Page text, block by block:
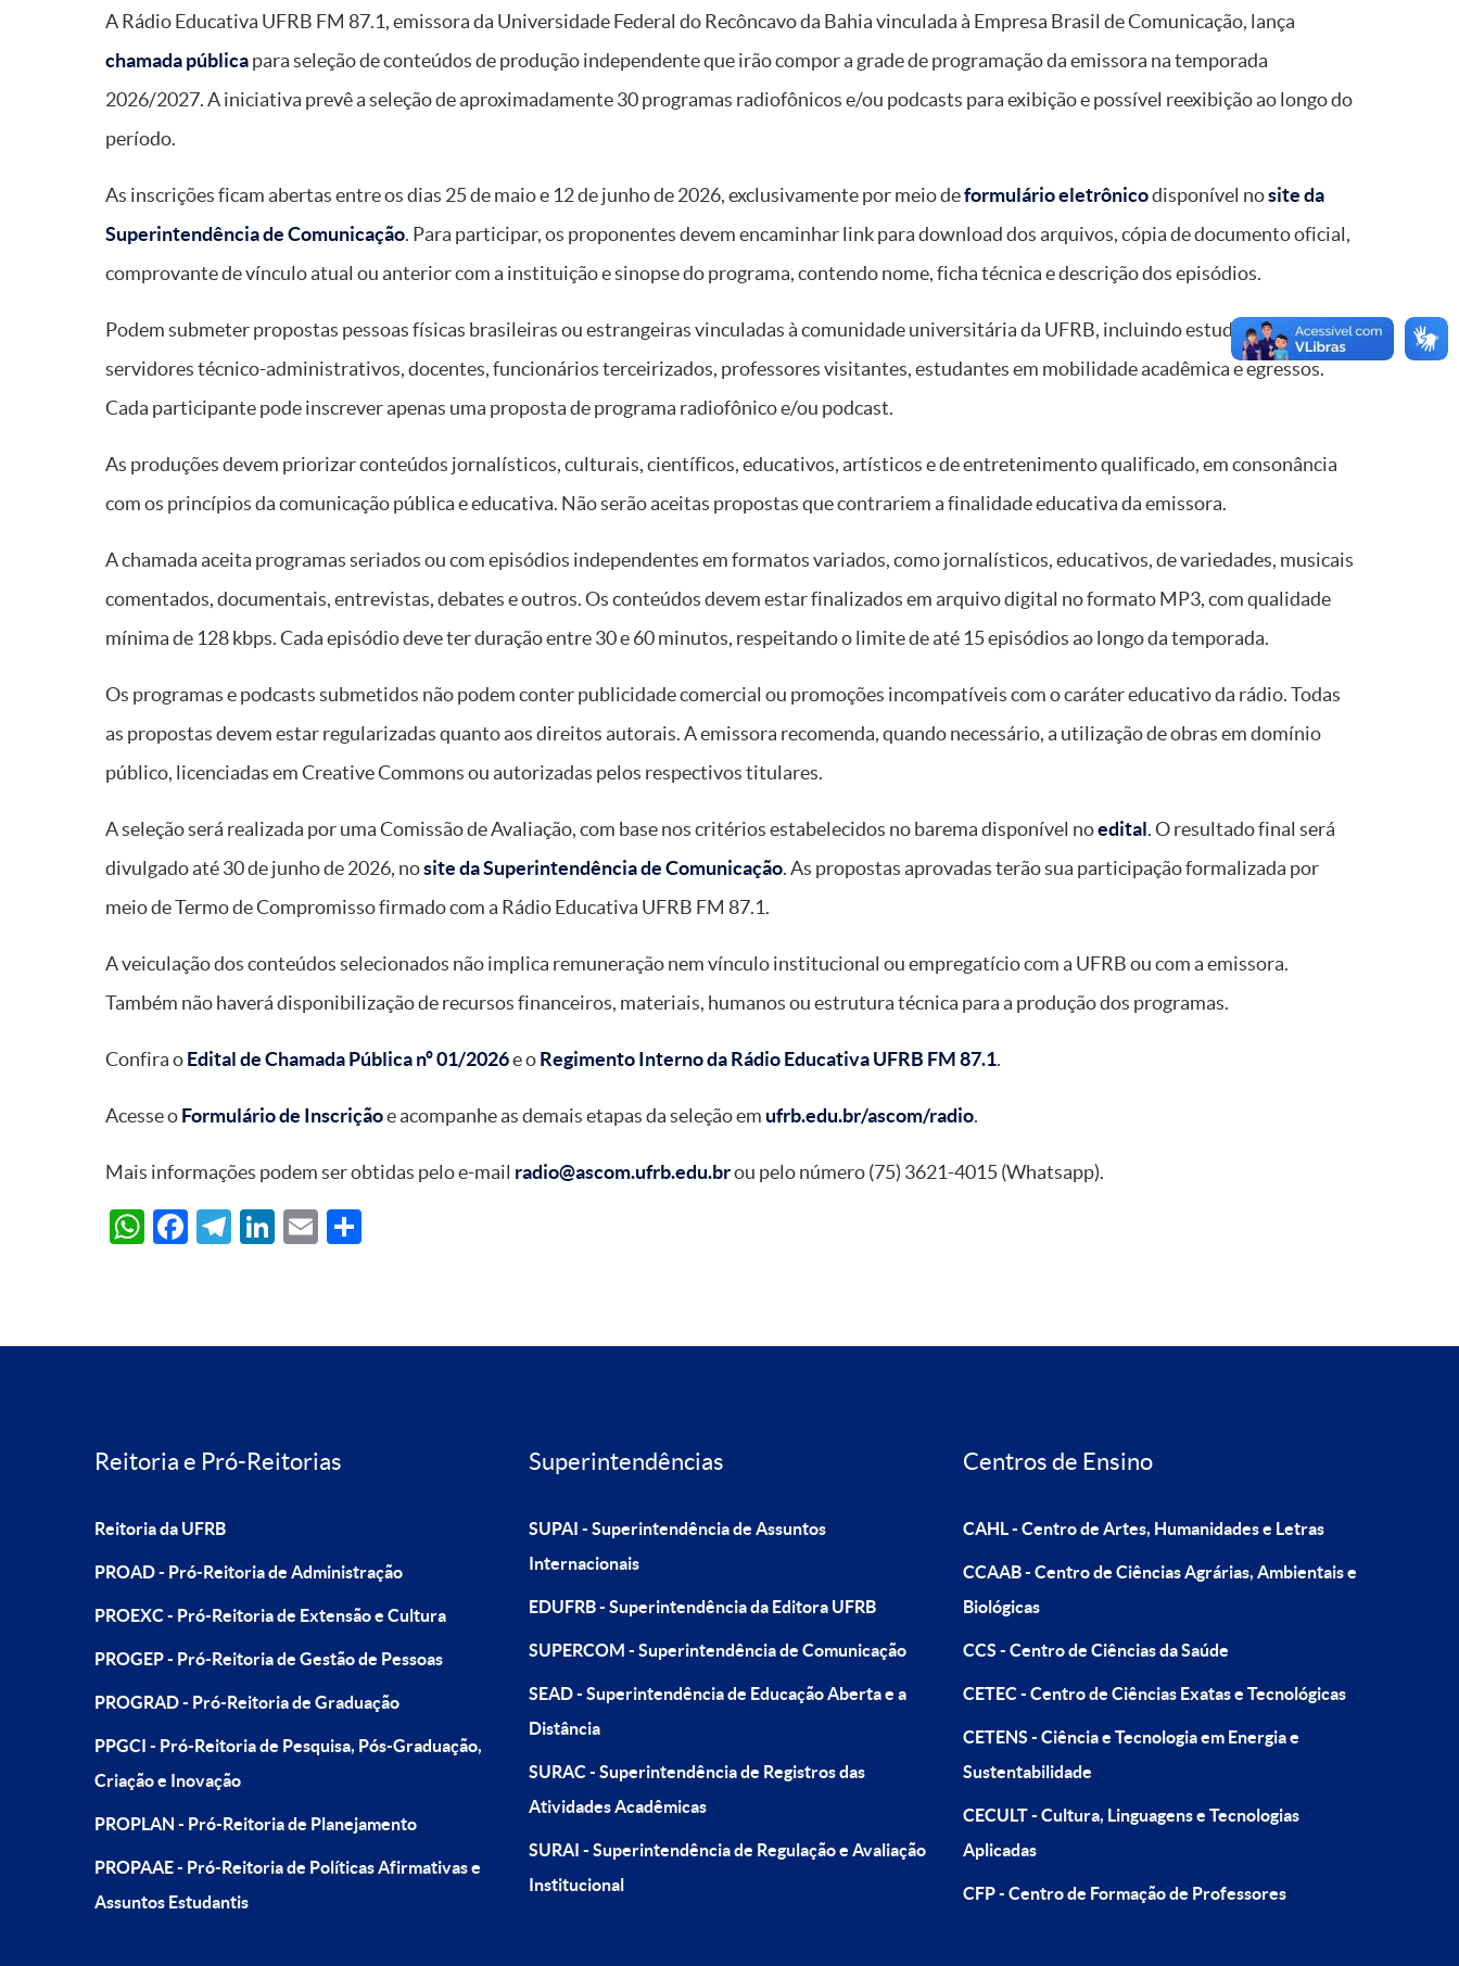
A Rádio Educativa UFRB FM 87.1, emissora da Universidade Federal do Recôncavo da Bahia vinculada à Empresa Brasil de Comunicação, lança
chamada públicapara seleção de conteúdos de produção independente que irão compor a grade de programação da emissora na temporada
2026/2027. A iniciativa prevê a seleção de aproximadamente 30 programas radiofônicos e/ou podcasts para exibição e possível reexibição ao longo do
período.
As inscrições ficam abertas entre os dias 25 de maio e 12 de junho de 2026, exclusivamente por meio deformulário eletrônicodisponível nosite da
Superintendência de Comunicação. Para participar, os proponentes devem encaminhar link para download dos arquivos, cópia de documento oficial,
comprovante de vínculo atual ou anterior com a instituição e sinopse do programa, contendo nome, ficha técnica e descrição dos episódios.
Podem submeter propostas pessoas físicas brasileiras ou estrangeiras vinculadas à comunidade universitária da UFRB, incluindo estudantes,
servidores técnico-administrativos, docentes, funcionários terceirizados, professores visitantes, estudantes em mobilidade acadêmica e egressos.
Cada participante pode inscrever apenas uma proposta de programa radiofônico e/ou podcast.
As produções devem priorizar conteúdos jornalísticos, culturais, científicos, educativos, artísticos e de entretenimento qualificado, em consonância
com os princípios da comunicação pública e educativa. Não serão aceitas propostas que contrariem a finalidade educativa da emissora.
A chamada aceita programas seriados ou com episódios independentes em formatos variados, como jornalísticos, educativos, de variedades, musicais
comentados, documentais, entrevistas, debates e outros. Os conteúdos devem estar finalizados em arquivo digital no formato MP3, com qualidade
mínima de 128 kbps. Cada episódio deve ter duração entre 30 e 60 minutos, respeitando o limite de até 15 episódios ao longo da temporada.
Os programas e podcasts submetidos não podem conter publicidade comercial ou promoções incompatíveis com o caráter educativo da rádio. Todas
as propostas devem estar regularizadas quanto aos direitos autorais. A emissora recomenda, quando necessário, a utilização de obras em domínio
público, licenciadas em Creative Commons ou autorizadas pelos respectivos titulares.
A seleção será realizada por uma Comissão de Avaliação, com base nos critérios estabelecidos no barema disponível noedital. O resultado final será
divulgado até 30 de junho de 2026, nosite da Superintendência de Comunicação. As propostas aprovadas terão sua participação formalizada por
meio de Termo de Compromisso firmado com a Rádio Educativa UFRB FM 87.1.
A veiculação dos conteúdos selecionados não implica remuneração nem vínculo institucional ou empregatício com a UFRB ou com a emissora.
Também não haverá disponibilização de recursos financeiros, materiais, humanos ou estrutura técnica para a produção dos programas.
Confira oEdital de Chamada Pública nº 01/2026e oRegimento Interno da Rádio Educativa UFRB FM 87.1.
Acesse oFormulário de Inscriçãoe acompanhe as demais etapas da seleção em ufrb.edu.br/ascom/radio.
Mais informações podem ser obtidas pelo e-mail radio@ascom.ufrb.edu.brou pelo número (75) 3621-4015 (Whatsapp).
WhatsApp
Facebook
Telegram
LinkedIn
Email
Reitoria e Pró-Reitorias
Reitoria da UFRB
PROAD - Pró-Reitoria de Administração
PROEXC - Pró-Reitoria de Extensão e Cultura
PROGEP - Pró-Reitoria de Gestão de Pessoas
PROGRAD - Pró-Reitoria de Graduação
PPGCI - Pró-Reitoria de Pesquisa, Pós-Graduação,
Criação e Inovação
PROPLAN - Pró-Reitoria de Planejamento
PROPAAE - Pró-Reitoria de Políticas Afirmativas e
Assuntos Estudantis
Superintendências
SUPAI - Superintendência de Assuntos
Internacionais
EDUFRB - Superintendência da Editora UFRB
SUPERCOM - Superintendência de Comunicação
SEAD - Superintendência de Educação Aberta e a
Distância
SURAC - Superintendência de Registros das
Atividades Acadêmicas
SURAI - Superintendência de Regulação e Avaliação
Institucional
Centros de Ensino
CAHL - Centro de Artes, Humanidades e Letras
CCAAB - Centro de Ciências Agrárias, Ambientais e
Biológicas
CCS - Centro de Ciências da Saúde
CETEC - Centro de Ciências Exatas e Tecnológicas
CETENS - Ciência e Tecnologia em Energia e
Sustentabilidade
CECULT - Cultura, Linguagens e Tecnologias
Aplicadas
CFP - Centro de Formação de Professores